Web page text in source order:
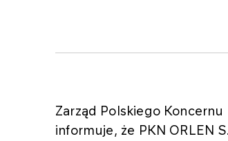
Zarząd Polskiego Koncernu
informuje, że PKN ORLEN